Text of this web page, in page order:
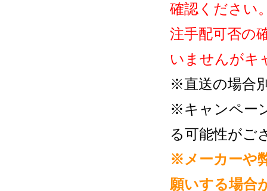
確認ください
注手配可否の
いませんがキ
※直送の場合
※キャンペー
る可能性がご
※メーカーや
願いする場合